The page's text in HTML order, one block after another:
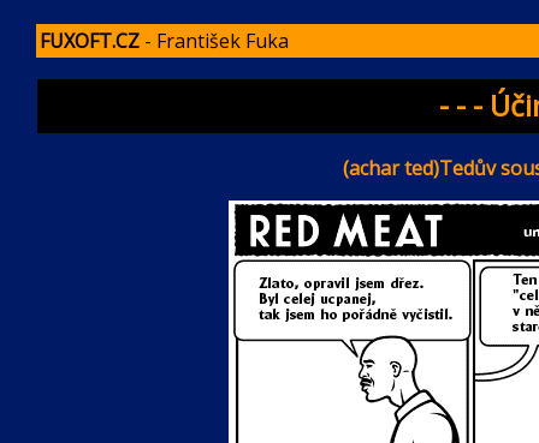
FUXOFT.CZ- František Fuka
- - -
(achar ted)Tedův